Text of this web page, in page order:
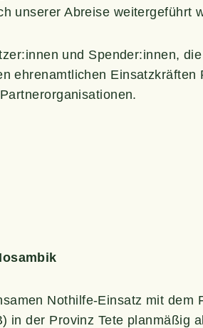
unse­rer Abrei­se wei­ter­ge­führt
und Spender:innen,
ehren­amt­li­chen Ein­satz­kräf­ten
Not­hil­fe-Ein­satz mit dem
in der Pro­vinz Tete plan­mä­ßig